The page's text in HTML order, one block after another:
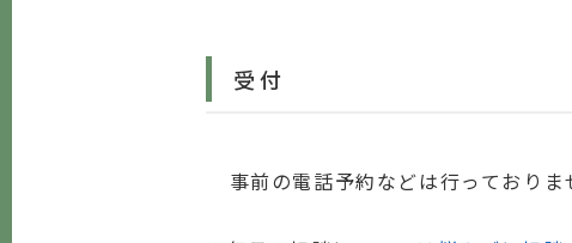
受付
事前の電話予約などは行っており